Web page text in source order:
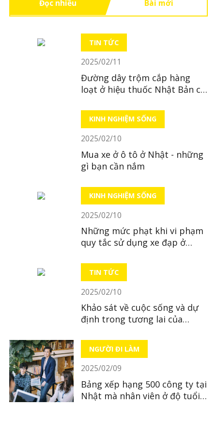
Đọc nhiều Bài mới
TIN TỨC
2025/02/11
Đường dây trộm cắp hàng
loạt ở hiệu thuốc Nhật Bản có
KINH NGHIỆM SỐNG
2025/02/10
Mua xe ở ô tô ở Nhật - những
gì bạn cần nắm
KINH NGHIỆM SỐNG
2025/02/10
Những mức phạt khi vi phạm
quy tắc sử dụng xe đạp ở
TIN TỨC
2025/02/10
Khảo sát về cuộc sống và dự
định trong tương lai của
NGƯỜI ĐI LÀM
2025/02/09
Bảng xếp hạng 500 công ty tại
Nhật mà nhân viên ở độ tuổi